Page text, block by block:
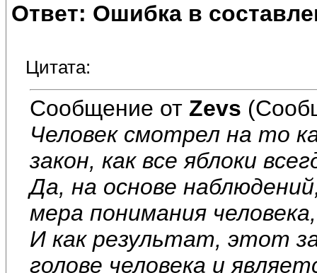
Ответ: Ошибка в
Цитата:
Сообщение от Zevs
Человек смотрел на то
закон, как все яблоки
Да, на основе
мера понимания
И как результат, этот
голове человека и